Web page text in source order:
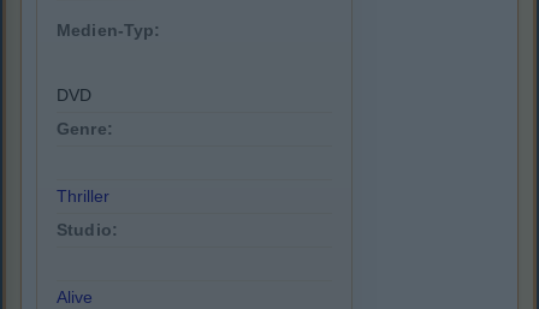
Medien-Typ:
DVD
Genre:
Thriller
Studio:
Alive